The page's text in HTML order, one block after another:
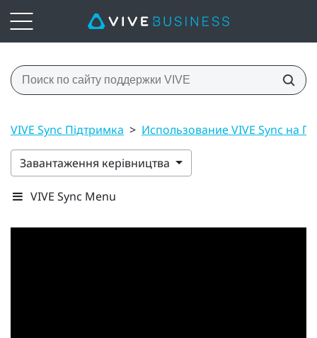
VIVE Sync Підтримка > Использование VIVE Sync на
Завантаження керівництва
VIVE Sync Menu